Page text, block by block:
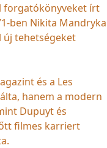
forgatókönyveket írt
ben Nikita Mandryka
új tehetségeket
és a Les
hanem a modern
Dupuyt és
filmes karriert